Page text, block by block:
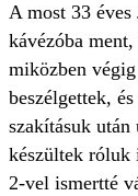
A most 33 éves
kávézóba
miközben
beszélgettek,
szakításuk után
készültek róluk
2-vel ismertté